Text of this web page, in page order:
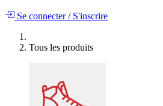
Se connecter/S'inscrire
Tous les produits